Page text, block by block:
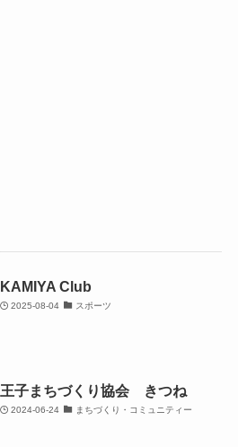
KAMIYA Club
2025-08-04 スポーツ
王子まちづくり協会 きつね
2024-06-24 まちづくり・コミュニティー